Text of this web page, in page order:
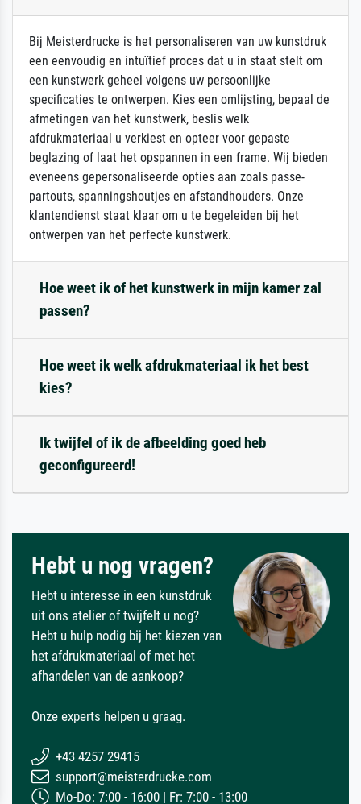
Bij Meisterdrucke is het personaliseren van uw kunstdruk
een eenvoudig en intuïtief proces dat u in staat stelt om
een kunstwerk geheel volgens uw persoonlijke
specificaties te ontwerpen. Kies een omlijsting, bepaal de
afmetingen van het kunstwerk, beslis welk
afdrukmateriaal u verkiest en opteer voor gepaste
beglazing of laat het opspannen in een frame. Wij bieden
eveneens gepersonaliseerde opties aan zoals passe-
partouts, spanningshoutjes en afstandhouders. Onze
klantendienst staat klaar om u te begeleiden bij het
ontwerpen van het perfecte kunstwerk.
Hoe weet ik of het kunstwerk in mijn kamer zal
passen?
Hoe weet ik welk afdrukmateriaal ik het best
kies?
Ik twijfel of ik de afbeelding goed heb
geconfigureerd!
Hebt u nog vragen?
Hebt u interesse in een kunstdruk
uit ons atelier of twijfelt u nog?
Hebt u hulp nodig bij het kiezen van
het afdrukmateriaal of met het
afhandelen van de aankoop?
Onze experts helpen u graag.
+43 4257 29415
support@meisterdrucke.com
Mo-Do: 7:00 - 16:00 | Fr: 7:00 - 13:00